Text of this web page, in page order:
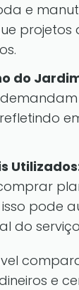
e
projetos
do
isso pode
do
e